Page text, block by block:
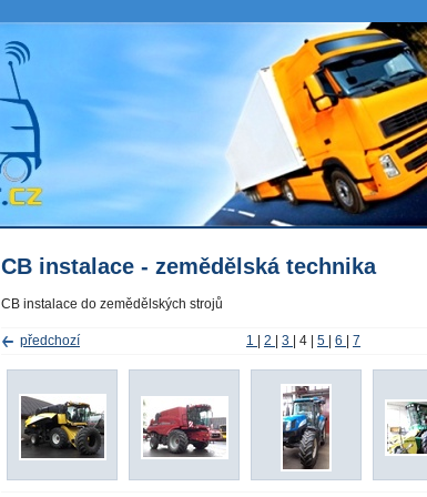
CB instalace - zemědělská technika
CB instalace do zemědělských strojů
předchozí 1 2 3 4 5 6 7